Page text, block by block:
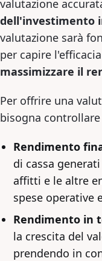
valutazione
dell'investimento
valutazione sarà
per capire
massimizzare il
Per offrire una
bisogna
Rendimento
di cassa
affitti e le altre
spese operative
Rendimento in
la crescita del
prendendo in